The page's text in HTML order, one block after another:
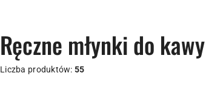
Ręczne młynki do kawy
Liczba produktów:55